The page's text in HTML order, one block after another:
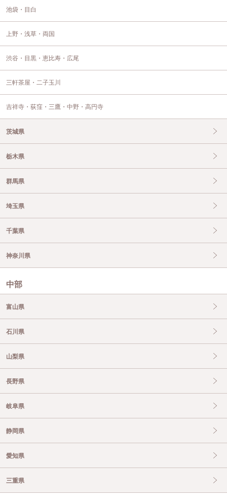
池袋・目白
上野・浅草・両国
渋谷・目黒・恵比寿・広尾
三軒茶屋・二子玉川
吉祥寺・荻窪・三鷹・中野・高円寺
茨城県
栃木県
群馬県
埼玉県
千葉県
神奈川県
中部
富山県
石川県
山梨県
長野県
岐阜県
静岡県
愛知県
三重県